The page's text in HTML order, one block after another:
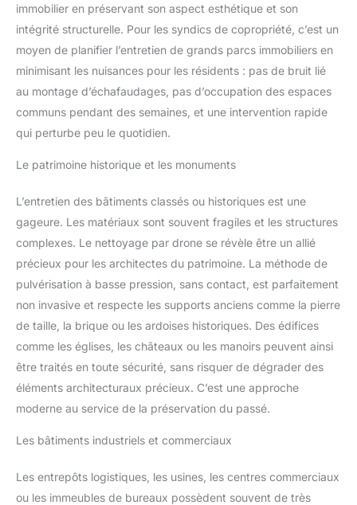
immobilier en préservant son aspect esthétique et son
intégrité structurelle. Pour les syndics de copropriété, c’est un
moyen de planifier l’entretien de grands parcs immobiliers en
minimisant les nuisances pour les résidents : pas de bruit lié
au montage d’échafaudages, pas d’occupation des espaces
communs pendant des semaines, et une intervention rapide
qui perturbe peu le quotidien.
Le patrimoine historique et les monuments
L’entretien des bâtiments classés ou historiques est une
gageure. Les matériaux sont souvent fragiles et les structures
complexes. Le nettoyage par drone se révèle être un allié
précieux pour les architectes du patrimoine. La méthode de
pulvérisation à basse pression, sans contact, est parfaitement
non invasive et respecte les supports anciens comme la pierre
de taille, la brique ou les ardoises historiques. Des édifices
comme les églises, les châteaux ou les manoirs peuvent ainsi
être traités en toute sécurité, sans risquer de dégrader des
éléments architecturaux précieux. C’est une approche
moderne au service de la préservation du passé.
Les bâtiments industriels et commerciaux
Les entrepôts logistiques, les usines, les centres commerciaux
ou les immeubles de bureaux possèdent souvent de très